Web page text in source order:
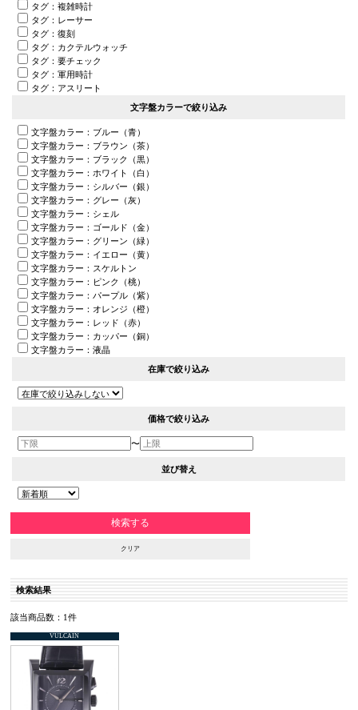
タグ：複雑時計
タグ：レーサー
タグ：復刻
タグ：カクテルウォッチ
タグ：要チェック
タグ：軍用時計
タグ：アスリート
文字盤カラーで絞り込み
文字盤カラー：ブルー（青）
文字盤カラー：ブラウン（茶）
文字盤カラー：ブラック（黒）
文字盤カラー：ホワイト（白）
文字盤カラー：シルバー（銀）
文字盤カラー：グレー（灰）
文字盤カラー：シェル
文字盤カラー：ゴールド（金）
文字盤カラー：グリーン（緑）
文字盤カラー：イエロー（黄）
文字盤カラー：スケルトン
文字盤カラー：ピンク（桃）
文字盤カラー：パープル（紫）
文字盤カラー：オレンジ（橙）
文字盤カラー：レッド（赤）
文字盤カラー：カッパー（銅）
文字盤カラー：液晶
在庫で絞り込み
価格で絞り込み
〜
並び替え
クリア
検索結果
該当商品数：1件
VULCAIN